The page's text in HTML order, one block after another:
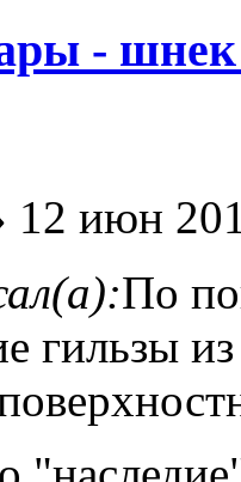
- шнек
12 июн
По
гильзы